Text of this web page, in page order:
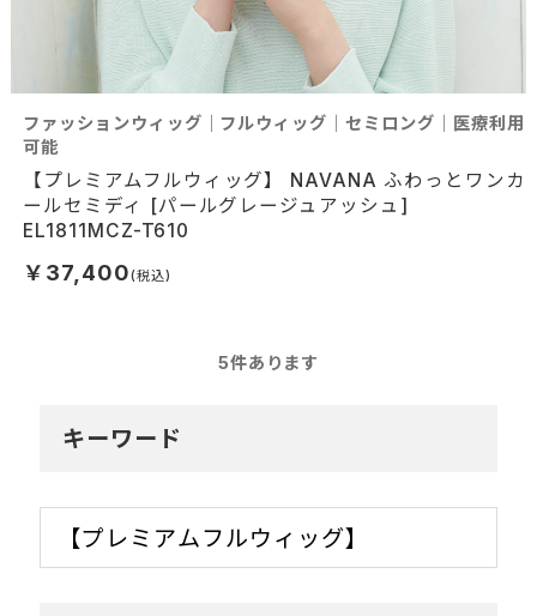
【プレミアムフルウィッグ】 NAVANA ふわっとワンカ
ールセミディ [パールグレージュアッシュ]
EL1811MCZ-T610
ファッションウィッグ｜フルウィッグ｜セミロング｜医療利用
可能
￥37,400
5件あります
キーワード